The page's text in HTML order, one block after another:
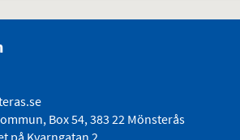
Box 54, 383 22 Mönsterås
på Kvarngatan 2